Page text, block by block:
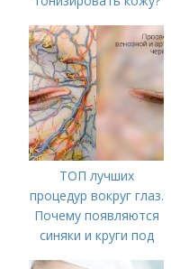
ТОП лучших
процедур вокруг глаз.
Почему появляются
синяки и круги под